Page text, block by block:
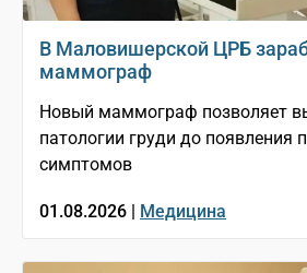
В Маловишерской ЦРБ
маммограф
Новый маммограф позволяет
патологии груди до появления
симптомов
01.08.2026 | Медицина